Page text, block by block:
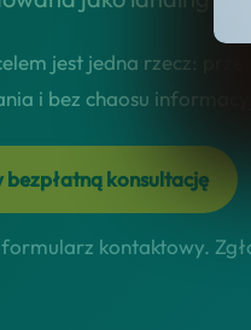
jest jedna rzecz:
i bez chaosu
bezpłatną konsultację
kontaktowy.